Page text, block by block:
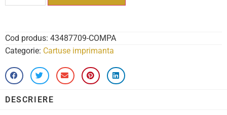
Cod produs: 43487709-COMPA
Categorie: Cartuse imprimanta
DESCRIERE